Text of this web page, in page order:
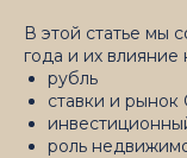
В этой статье мы
года и их влияние
рубль
ставки и
роль